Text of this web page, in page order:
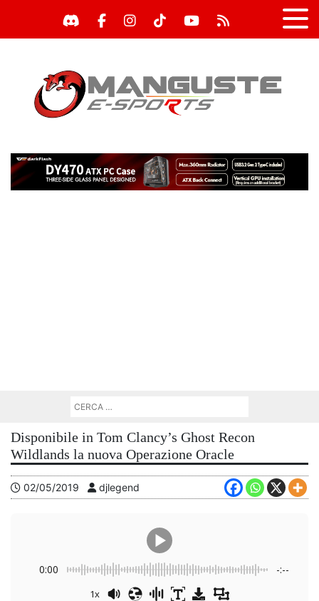
Disponibile in Tom Clancy’s Ghost Recon
Wildlands la nuova Operazione Oracle
02/05/2019 djlegend
0:00 -:--
1x